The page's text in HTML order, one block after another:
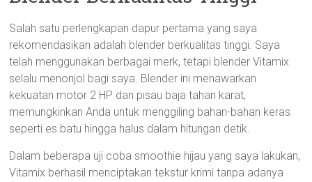
Salah satu perlengkapan dapur pertama yang saya
rekomendasikan adalah blender berkualitas tinggi. Saya
telah menggunakan berbagai merk, tetapi blender Vitamix
selalu menonjol bagi saya. Blender ini menawarkan
kekuatan motor 2 HP dan pisau baja tahan karat,
memungkinkan Anda untuk menggiling bahan-bahan keras
seperti es batu hingga halus dalam hitungan detik.
Dalam beberapa uji coba smoothie hijau yang saya lakukan,
Vitamix berhasil menciptakan tekstur krimi tanpa adanya